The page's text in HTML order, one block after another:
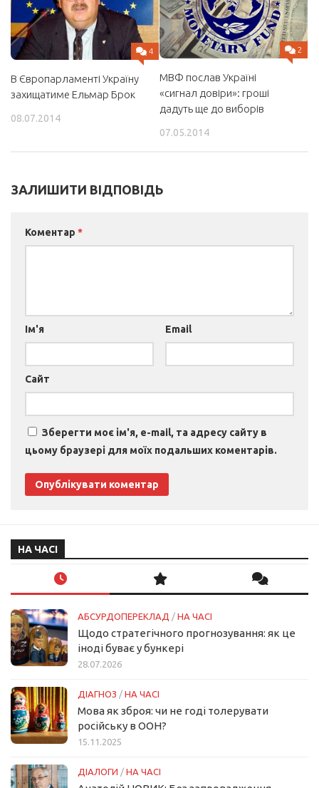
4
В Європарламенті Україну
захищатиме Ельмар Брок
08.07.2014
2
МВФ послав Україні
«сигнал довіри»: гроші
дадуть ще до виборів
07.05.2014
ЗАЛИШИТИ ВІДПОВІДЬ
Коментар *
Ім'я Email
Сайт
Зберегти моє ім'я, e-mail, та адресу сайту в
цьому браузері для моїх подальших коментарів.
НА ЧАСІ
АБСУРДОПЕРЕКЛАД / НА ЧАСІ
Щодо стратегічного прогнозування: як це
іноді буває у бункері
28.07.2026
ДІАГНОЗ / НА ЧАСІ
Мова як зброя: чи не годі толерувати
російську в ООН?
15.11.2025
ДІАЛОГИ / НА ЧАСІ